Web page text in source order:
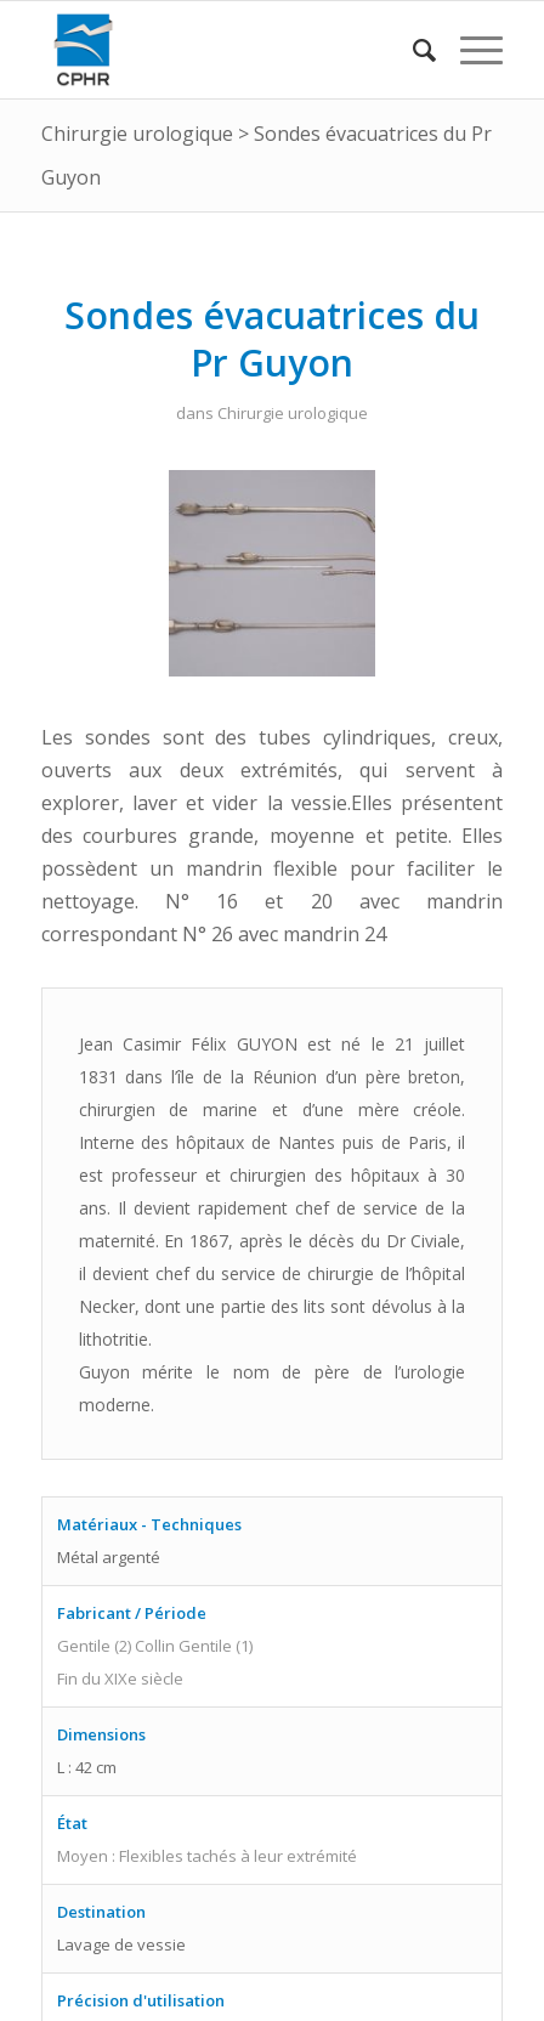
Chirurgie urologique >Sondes évacuatrices du Pr
Guyon
Sondes évacuatrices du
Pr Guyon
dans Chirurgie urologique
Les sondes sont des tubes cylindriques, creux,
ouverts aux deux extrémités, qui servent à
explorer, laver et vider la vessie.Elles présentent
des courbures grande, moyenne et petite. Elles
possèdent un mandrin flexible pour faciliter le
nettoyage. N° 16 et 20 avec mandrin
correspondant N° 26 avec mandrin 24
Jean Casimir Félix GUYON est né le 21 juillet
1831 dans l’île de la Réunion d’un père breton,
chirurgien de marine et d’une mère créole.
Interne des hôpitaux de Nantes puis de Paris, il
est professeur et chirurgien des hôpitaux à 30
ans. Il devient rapidement chef de service de la
maternité. En 1867, après le décès du Dr Civiale,
il devient chef du service de chirurgie de l’hôpital
Necker, dont une partie des lits sont dévolus à la
lithotritie.
Guyon mérite le nom de père de l’urologie
moderne.
Matériaux - Techniques
Métal argenté
Fabricant / Période
Gentile (2) Collin Gentile (1)
Fin du XIXe siècle
Dimensions
L : 42 cm
État
Moyen : Flexibles tachés à leur extrémité
Destination
Lavage de vessie
Précision d'utilisation